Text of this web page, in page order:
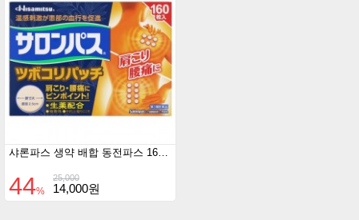
샤론파스 생약 배합 동전파스 160매
25,000
44% 14,000원